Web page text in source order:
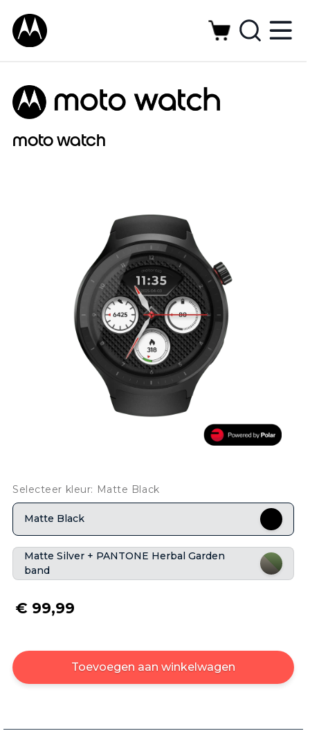
moto watch
Selecteer kleur: Matte Black
Matte Black
Matte Silver + PANTONE Herbal Garden
band
€ 99,99
Toevoegen aan winkelwagen